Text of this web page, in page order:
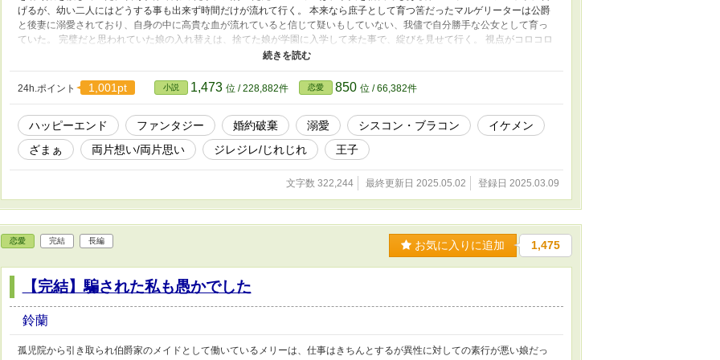
げるが、幼い二人にはどうする事も出来ず時間だけが流れて行く。 本来なら庶子として育つ筈だったマルゲリーターは公爵
と後妻に溺愛されており、自身の中に高貴な血が流れていると信じて疑いもしていない、我儘で自分勝手な公女として育っ
ていた。 完璧だと思われていた娘の入れ替えは、捨てた娘が学園に入学して来た事で、綻びを見せて行く。 視点がコロコロ
かわるので、ナレーション形式にしてみました。 お話が長いので、主要な登場人物を紹介します。 ロイズ王国 エレイン・フ
ルール男爵令嬢 15歳 ルーカス・オルターナ公爵令息 １７歳 アルフレッド・ロイズ第一王子 １７歳 マルゲリーター・
オルターナ公爵令嬢 １５歳 マルゲリーターの母 アマンダ・オルターナ エレインたちの父親 シルベス・オルターナ パ
トリシア・アンバタサー エレインのクラスメイト アルフレッドの側近 カシュー・イーシヤ １８歳 ダニエル・ウイロー
の再婚相手 アンドレイ（キャサリンの従兄妹） 隣国ルタオー王国 バーバラ王女
24h.ポイント 1,001pt 小説 1,473 位 / 228,882件 恋愛 850 位 / 66,382件
ハッピーエンド ファンタジー 婚約破棄 溺愛 シスコン・ブラコン
イケメン
ざまぁ
両片想い/両片思い ジレジレ/じれじれ 王子
文字数 322,244 最終更新日 2025.05.02 登録日 2025.03.09
恋愛 完結 長編 お気に入りに追加 1,475
【完結】騙された私も愚かでした
鈴蘭
孤児院から引き取られ伯爵家のメイドとして働いているメリーは、仕事はきちんとするが異性に対しての素行が悪い娘だっ